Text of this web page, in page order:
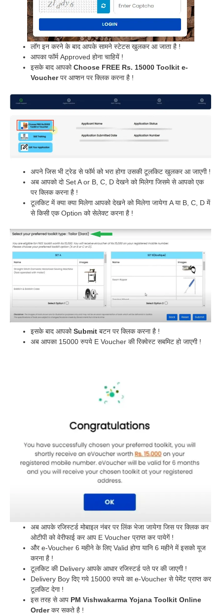
लॉग इन करने के बाद आपके सामने स्टेटस खुलकर आ जाता है !
आपका फॉर्म Approved होना चाहियें !
इसके बाद आपकोChoose FREE Rs. 15000 Toolkit e-
Voucherपर आप्शन पर क्लिक करना है !
अपने जिस भी ट्रेड से फॉर्म को भरा होगा उसकी टूलकिट खुलकर आ जाएगी !
अब आपको दो Set A or B, C, D देखने को मिलेगा जिसमे से आपको एक
पर क्लिक करना है !
टूलकिट में क्या क्या मिलेगा आपको देखने को मिलेगा जायेगा A या B, C, D में
से किसी एक Option को सेलेक्ट करना है !
इसके बाद आपकोSubmit बटन पर क्लिक करना है !
अब आपका 15000 रुपये E Voucher की रिक्वेस्ट सबमिट हो जाएगी !
अब आपके रजिस्टर्ड मोबाइल नंबर पर लिंक भेजा जायेगा जिस पर क्लिक कर
ओटीपी को वेरीफाई कर आप E Voucher प्राप्त कर पायेगें !
और e-Voucher 6 महीने के लिए Valid होगा यानि 6 महीने में इसको यूज
करना है !
टूलकिट की Delivery आपके आधार रजिस्टर्ड पते पर की जाएगी !
Delivery Boy दिए गये 15000 रुपये का e-Voucher से पेमेंट प्राप्त कर
टूलकिट देगा !
इस तरह से आप PM Vishwakarma Yojana Toolkit Online
Orderकर सकते है !